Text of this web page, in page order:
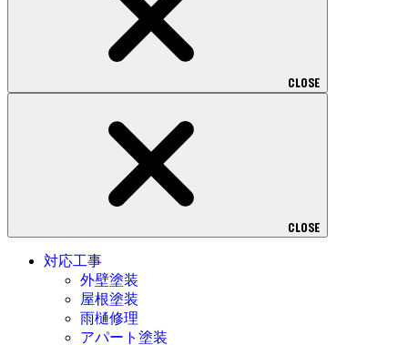
CLOSE
CLOSE
対応工事
外壁塗装
屋根塗装
雨樋修理
アパート塗装